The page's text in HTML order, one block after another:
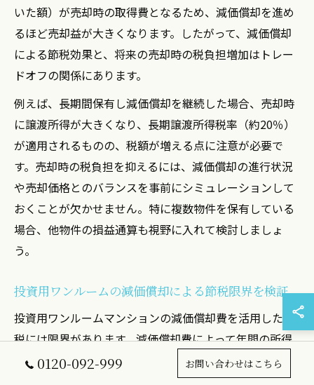
いた額）が売却時の取得費となるため、減価償却を進め
るほど売却益が大きくなります。したがって、減価償却
による節税効果と、将来の売却時の税負担増加はトレー
ドオフの関係にあります。
例えば、長期間保有し減価償却を継続した場合、売却時
に譲渡所得が大きくなり、長期譲渡所得税率（約20％）
が適用されるものの、税額が増える点に注意が必要で
す。売却時の税負担を抑えるには、減価償却の進行状況
や売却価格とのバランスを事前にシミュレーションして
おくことが欠かせません。特に複数物件を保有している
場合、他物件の損益通算も視野に入れて検討しましょ
う。
投資用ワンルームの減価償却による節税限界を検証
投資用ワンルームマンションの減価償却費を活用した節
税には限界があります。減価償却費によって年間の所得
税・住民税を抑えることはできますが、帳簿価格が下が
るため、売却時の譲渡所得が増加し、最終的な税負担が
0120-092-999 お問い合わせはこちら